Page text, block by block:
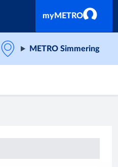
myMETRO
METRO Simmering